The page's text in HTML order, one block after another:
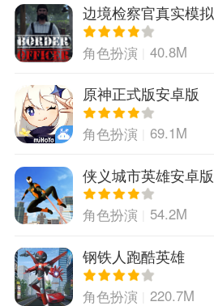
边境检察官真实模拟
角色扮演 40.8M
原神正式版安卓版
角色扮演 69.1M
侠义城市英雄安卓版
角色扮演 54.2M
钢铁人跑酷英雄
角色扮演 220.7M